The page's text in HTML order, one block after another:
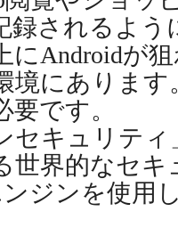
録されるよ
にAndroidが
境にありま
です。
セキュリテ
世界的なセキ
ンジンを使用